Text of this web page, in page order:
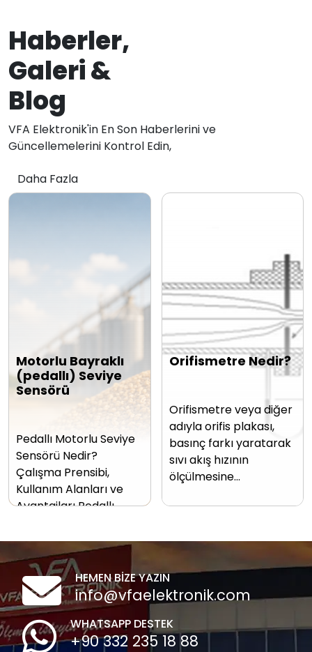
Haberler,
Galeri &
Blog
VFA Elektronik'in En Son Haberlerini ve
Güncellemelerini Kontrol Edin,
Daha Fazla
Motorlu Bayraklı
(pedallı) Seviye
Sensörü
Pedallı Motorlu Seviye
Sensörü Nedir?
Çalışma Prensibi,
Kullanım Alanları ve
Avantajları Pedallı…
Orifismetre Nedir?
Orifismetre veya diğer
adıyla orifis plakası,
basınç farkı yaratarak
sıvı akış hızının
ölçülmesine…
HEMEN BİZE YAZIN
info@vfaelektronik.com
WHATSAPP DESTEK
+90 332 235 18 88